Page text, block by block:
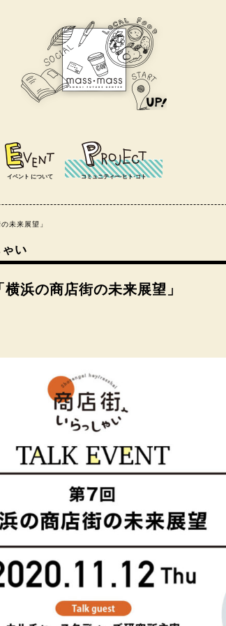
イベント について コミュニティー⋅ヒト⋅コト
未来展望」
い
浜の商店街の未来展望」